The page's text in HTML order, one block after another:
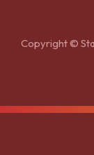
Copyright ©